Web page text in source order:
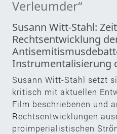
Verleumder“
Susann Witt-Stahl:
Rechtsentwicklung
Instrumentalisierung
Susann Witt-Stahl setzt
kritisch mit aktuellen
Film beschriebenen und
Rechtsentwicklungen
proimperialistischen